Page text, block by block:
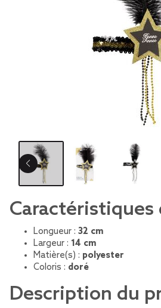
Longueur : 32 cm
Largeur : 14 cm
Matière(s) : polyester
Coloris : doré
Description du